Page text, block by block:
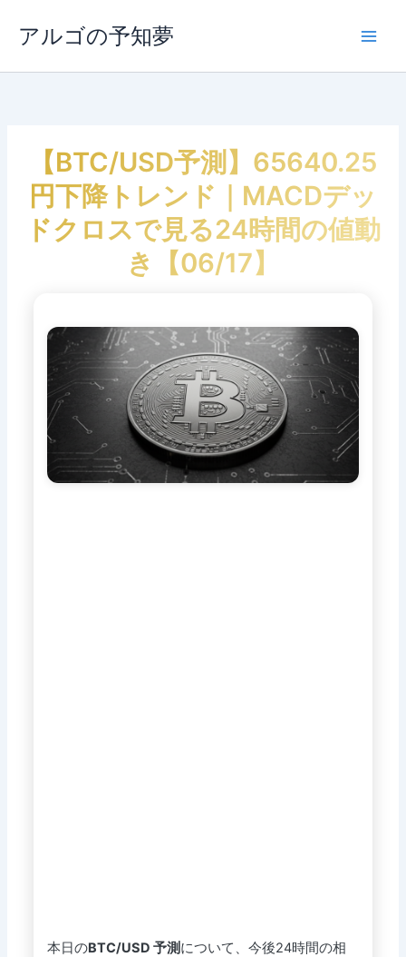
ス
アルゴの予知夢
【BTC/USD予測】65640.25
円下降トレンド｜MACDデッ
ドクロスで見る24時間の値動
き【06/17】
本日のBTC/USD 予測について、今後24時間の相